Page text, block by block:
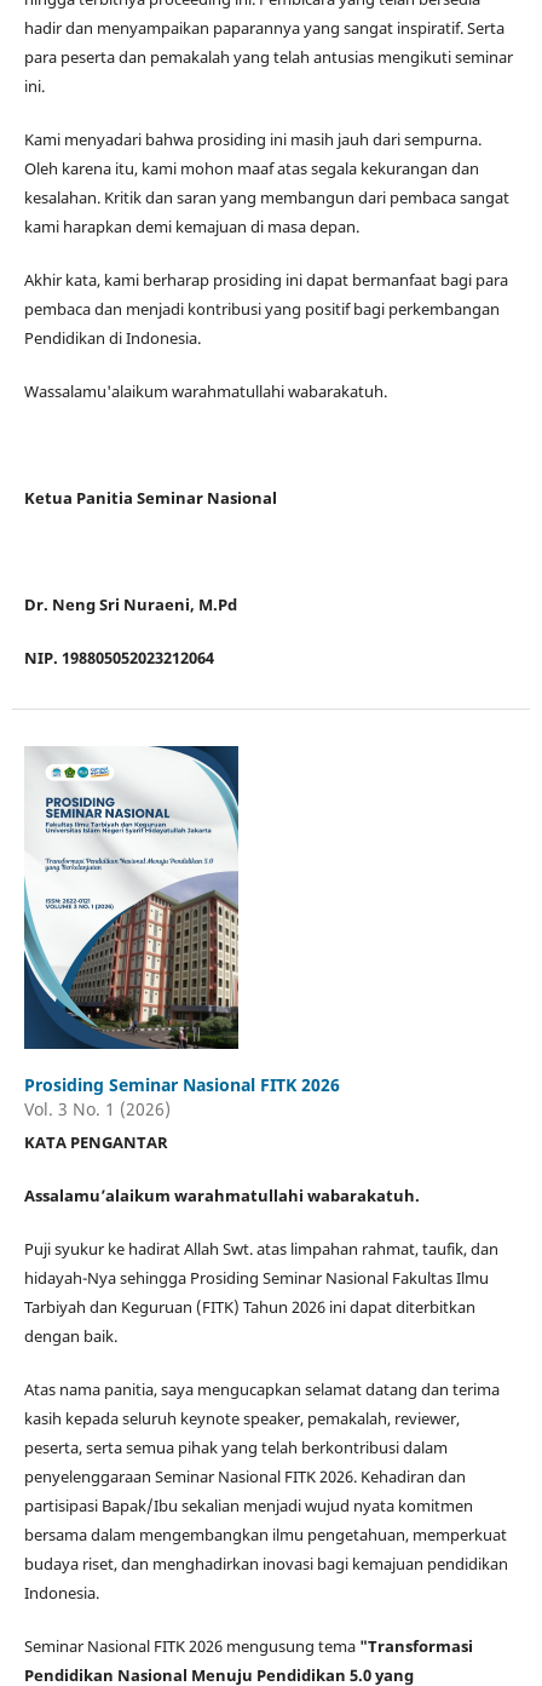
hadir dan menyampaikan paparannya yang sangat inspiratif. Serta
para peserta dan pemakalah yang telah antusias mengikuti seminar
ini.
Kami menyadari bahwa prosiding ini masih jauh dari sempurna.
Oleh karena itu, kami mohon maaf atas segala kekurangan dan
kesalahan. Kritik dan saran yang membangun dari pembaca sangat
kami harapkan demi kemajuan di masa depan.
Akhir kata, kami berharap prosiding ini dapat bermanfaat bagi para
pembaca dan menjadi kontribusi yang positif bagi perkembangan
Pendidikan di Indonesia.
Wassalamu'alaikum warahmatullahi wabarakatuh.
Ketua Panitia Seminar Nasional
Dr. Neng Sri Nuraeni, M.Pd
NIP. 198805052023212064
Prosiding Seminar Nasional FITK 2026
Vol. 3 No. 1 (2026)
KATA PENGANTAR
Assalamu’alaikum warahmatullahi wabarakatuh.
Puji syukur ke hadirat Allah Swt. atas limpahan rahmat, taufik, dan
hidayah-Nya sehingga Prosiding Seminar Nasional Fakultas Ilmu
Tarbiyah dan Keguruan (FITK) Tahun 2026 ini dapat diterbitkan
dengan baik.
Atas nama panitia, saya mengucapkan selamat datang dan terima
kasih kepada seluruh keynote speaker, pemakalah, reviewer,
peserta, serta semua pihak yang telah berkontribusi dalam
penyelenggaraan Seminar Nasional FITK 2026. Kehadiran dan
partisipasi Bapak/Ibu sekalian menjadi wujud nyata komitmen
bersama dalam mengembangkan ilmu pengetahuan, memperkuat
budaya riset, dan menghadirkan inovasi bagi kemajuan pendidikan
Indonesia.
Seminar Nasional FITK 2026 mengusung tema "Transformasi
Pendidikan Nasional Menuju Pendidikan 5.0 yang